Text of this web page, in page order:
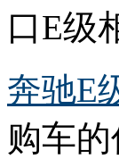
口E级
奔驰E
购车